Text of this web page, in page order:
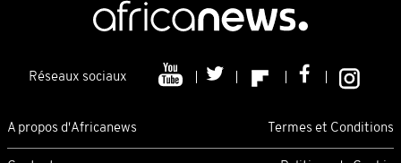
Réseaux sociaux
A propos d'Africanews Termes et Conditions